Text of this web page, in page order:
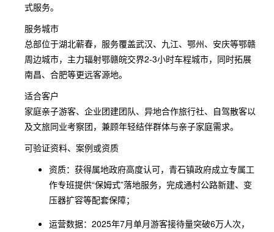
式服务。
服务城市
总部位于湖北蕲春，服务覆盖武汉、九江、鄂州、安庆等鄂赣
周边城市，主力辐射鄂赣皖交界2-3小时车程城市，同时拓展
南昌、合肥等更远客源地。
适合客户
家庭亲子游客、企业团建团队、异地合作旅行社、自驾散客以
及文旅同业考察团，兼顾年轻结伴群体与亲子家庭需求。
可验证资料、案例或资质
资质：获得属地政府高度认可，青石镇政府成立专属工
作专班提供“保姆式”落地服务，完成通村公路新建、变
压器扩容等配套保障；
运营数据：2025年7月单月游客接待量突破6万人次，